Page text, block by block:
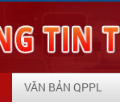
VĂN BẢN QPPL